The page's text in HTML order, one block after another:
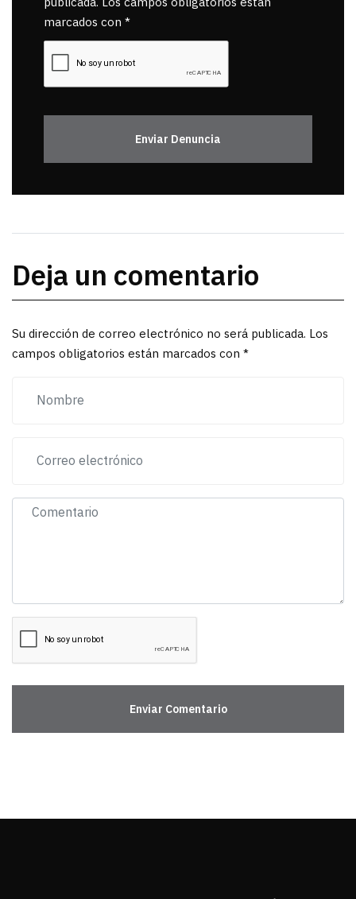
marcados con *
Enviar Denuncia
Deja un comentario
Su dirección de correo electrónico no será publicada. Los
campos obligatorios están marcados con *
Enviar Comentario